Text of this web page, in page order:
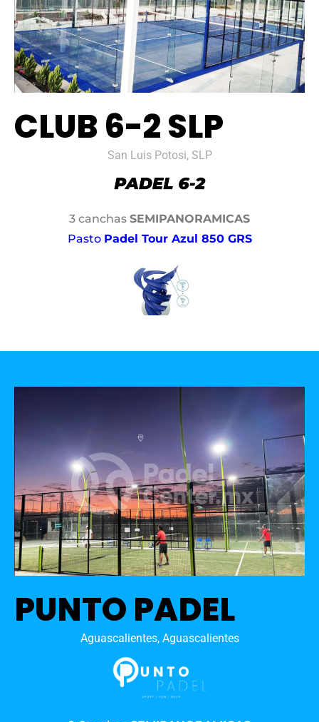
CLUB 6-2 SLP
San Luis Potosi, SLP
3 canchas SEMIPANORAMICAS
Pasto Padel Tour Azul 850 GRS
PUNTO PADEL
Aguascalientes, Aguascalientes